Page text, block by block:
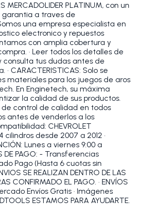
MERCADOLIDER PLATINUM, con un
garantia a traves de
Somos una empresa especialista en
electronico y repuestos
con amplia cobertura y
• Leer todos los detalles de
consulta tus dudas antes de
CARACTERISTICAS: Solo se
materiales para los juegos de aros
En Enginetech, su máxima
la calidad de sus productos.
control de calidad en todos
antes de venderlos a los
CHEVROLET
cilindros desde 2007 a 2012 •
Lunes a viernes 9:00 a
DE PAGO: - Transferencias
Pago (Hasta 6 cuotas sin
SE REALIZAN DENTRO DE LAS
CONFIRMADO EL PAGO. • ENVÍOS
Envíos Gratis • Imágenes
ESTAMOS PARA AYUDARTE.